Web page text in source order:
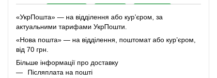
«УкрПошта» — на відділення або курʼєром, за
актуальними тарифами УкрПошти.
«Нова пошта» — на відділення, поштомат або курʼєром,
від 70 грн.
Більше інформації про доставку
Післяплата на пошті